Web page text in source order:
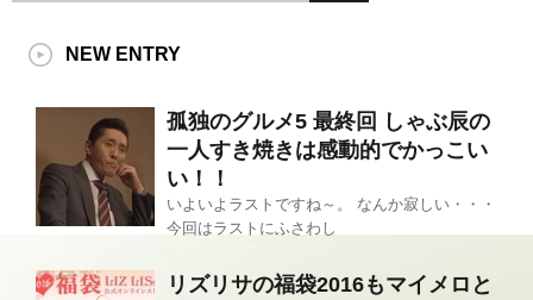
NEW ENTRY
孤独のグルメ5 最終回 しゃぶ辰の
一人すき焼きは感動的でかっこい
い！！
いよいよラストですね～。 なんか寂しい・・・
今回はラストにふさわし
リズリサの福袋2016もマイメロと